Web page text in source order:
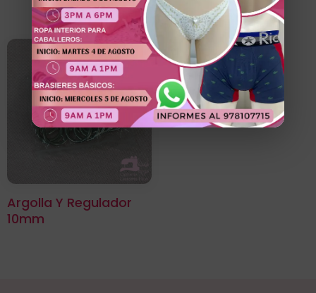
Argolla Y Regulador
10mm